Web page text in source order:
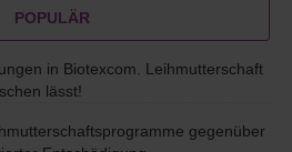
POPULÄR
in Biotexcom. Leihmutterschaft
lässt!
gegenüber